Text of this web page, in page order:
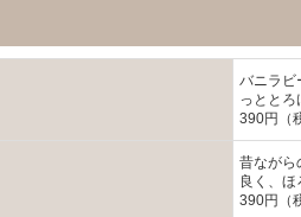
バニラビ
っととろ
390円（
昔ながら
良く、
390円（